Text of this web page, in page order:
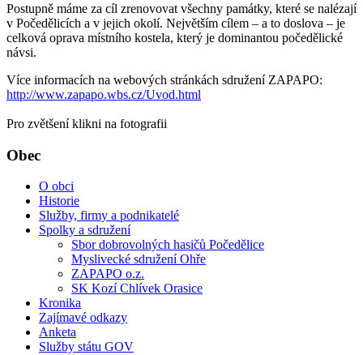
Postupně máme za cíl zrenovovat všechny památky, které se nalézají
v Počedělicích a v jejich okolí. Největším cílem – a to doslova – je
celková oprava místního kostela, který je dominantou počedělické
návsi.
Více informacích na webových stránkách sdružení ZAPAPO:
http://www.zapapo.wbs.cz/Uvod.html
Pro zvětšení klikni na fotografii
Obec
O obci
Historie
Služby, firmy a podnikatelé
Spolky a sdružení
Sbor dobrovolných hasičů Počedělice
Myslivecké sdružení Ohře
ZAPAPO o.z.
SK Kozí Chlívek Orasice
Kronika
Zajímavé odkazy
Anketa
Služby státu GOV